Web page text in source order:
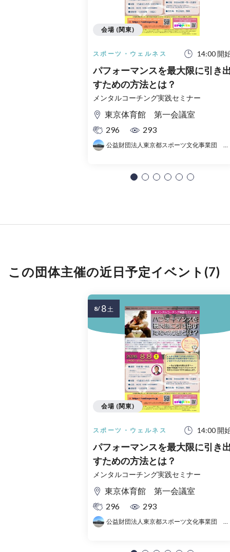
スポーツ・ウェルネス 14:00 開
パフォーマンスを最大限に引き
すための方法とは？
メンタルコーチング実践セミナー
東京体育館 第一会議室
296
293
公益財団法人東京都スポーツ文化事業団 東京体育館
会場 (関東)
この団体主催の近日予定イベント(7)
スポーツ・ウェルネス 14:00 開
パフォーマンスを最大限に引き
すための方法とは？
メンタルコーチング実践セミナー
東京体育館 第一会議室
296
293
公益財団法人東京都スポーツ文化事業団 東京体育館
会場 (関東)
8/ 8土